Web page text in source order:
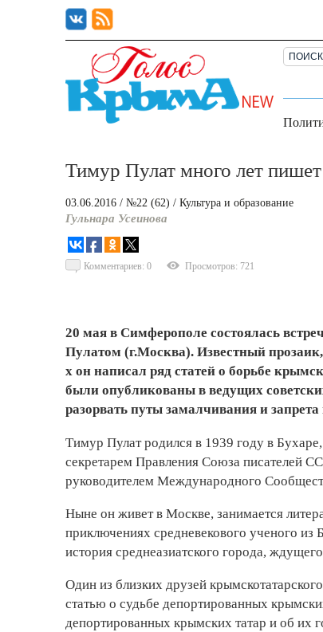
Тимур Пулат много лет
03.06.2016 / №22 (62) / Культура и образование
Гульнара Усеинова
Комментариев: 0 Просмотров: 721
20 мая в Симферополе состоялась
Пулатом (г.Москва). Известный
х он написал ряд статей о борьбе
были опубликованы в ведущих
разорвать путы замалчивания и
Тимур Пулат родился в 1939 году в
секретарем Правления Союза писателей
руководителем Международного
Ныне он живет в Москве, занимается
приключениях средневекового ученого
история среднеазиатского города,
Один из близких друзей
статью о судьбе депортированных
депортированных крымских татар и об их